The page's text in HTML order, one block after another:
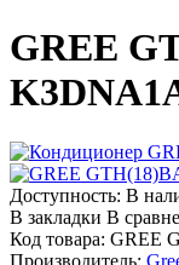
GREE
Доступность: В
В закладки В
Код товара: GREE
Производитель: